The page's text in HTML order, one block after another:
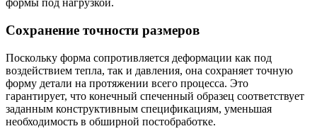
формы под нагрузкой.
Сохранение точности размеров
Поскольку форма сопротивляется деформации как под
воздействием тепла, так и давления, она сохраняет точную
форму детали на протяжении всего процесса. Это
гарантирует, что конечный спеченный образец соответствует
заданным конструктивным спецификациям, уменьшая
необходимость в обширной постобработке.